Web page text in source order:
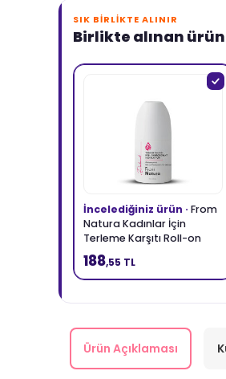
SIK BIRLIKTE ALINIR
Birlikte alınan
İncelediğiniz ürün · From
Natura Kadınlar İçin
Terleme Karşıtı Roll-on
Deodorant 75 ml
188,55 TL
Ürün Açıklaması